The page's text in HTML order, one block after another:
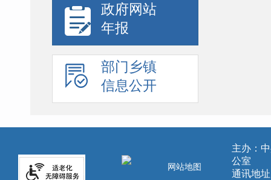
政府网站
年报
部门乡镇
信息公开
网站地图
主办：
公室
通讯地